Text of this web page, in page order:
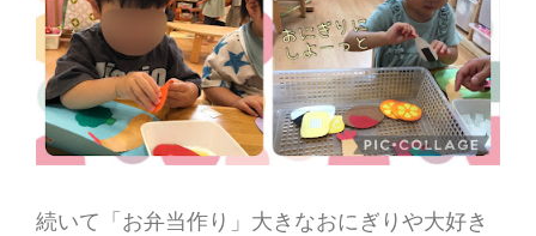
続いて「お弁当作り」大きなおにぎりや大好き